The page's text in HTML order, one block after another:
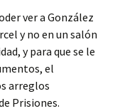
ver a González
y no en un salón
y para que se le
el
arreglos
Prisiones.